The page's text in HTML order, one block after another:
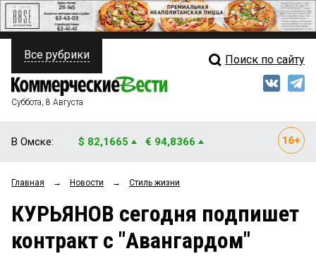
ПОЛИТИКА
ФИНАНСЫ
ОБЩЕСТВО
ЗАКОН
НОВОСТИ КОМПАНИЙ
Свежий выпуск
Рейтинги
Блоги
Все рубрики Поиск по сайту
Суббота, 8 Августа
В Омске: $ 82,1665 € 94,8366
Главная → Новости → Стиль жизни
КУРЬЯНОВ сегодня подпишет
контракт с "Авангардом"